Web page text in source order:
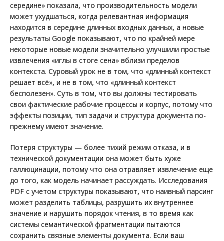
середине» показала, что производительность модели
может ухудшаться, когда релевантная информация
находится в середине длинных входных данных, а новые
результаты Google показывают, что по крайней мере
некоторые новые модели значительно улучшили простые
извлечения «иглы в стоге сена» вблизи пределов
контекста. Суровый урок не в том, что «длинный контекст
решает всё», и не в том, что «длинный контекст
бесполезен». Суть в том, что вы должны тестировать
свои фактические рабочие процессы и корпус, потому что
эффекты позиции, тип задачи и структура документа по-
прежнему имеют значение.
Потеря структуры — более тихий режим отказа, и в
технической документации она может быть хуже
галлюцинации, потому что она отравляет извлечение еще
до того, как модель начинает рассуждать. Исследования
PDF с учетом структуры показывают, что наивный парсинг
может разделить таблицы, разрушить их внутреннее
значение и нарушить порядок чтения, в то время как
системы семантической фрагментации пытаются
сохранить связные элементы документа. Если ваш